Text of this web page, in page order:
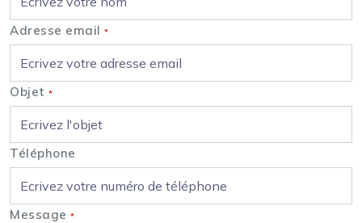
Adresse email *
Objet *
Téléphone
Message *